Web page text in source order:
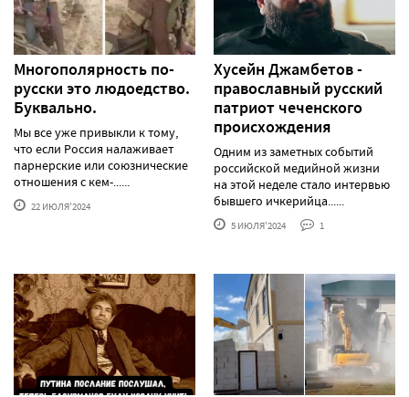
Многополярность по-
русски это людоедство.
Буквально.
Мы все уже привыкли к тому,
что если Россия налаживает
парнерские или союзнические
отношения с кем-......
22 ИЮЛЯ'2024
Хусейн Джамбетов -
православный русский
патриот чеченского
происхождения
Одним из заметных событий
российской медийной жизни
на этой неделе стало интервью
бывшего ичкерийца......
5 ИЮЛЯ'2024 1